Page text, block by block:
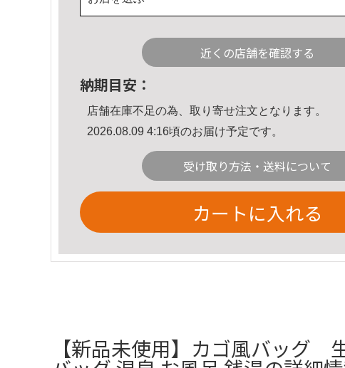
近くの店舗を確認する
納期目安：
店舗在庫不足の為、取り寄せ注文となります。
2026.08.09 4:16頃のお届け予定です。
受け取り方法・送料について
カートに入れる
【新品未使用】カゴ風バッグ